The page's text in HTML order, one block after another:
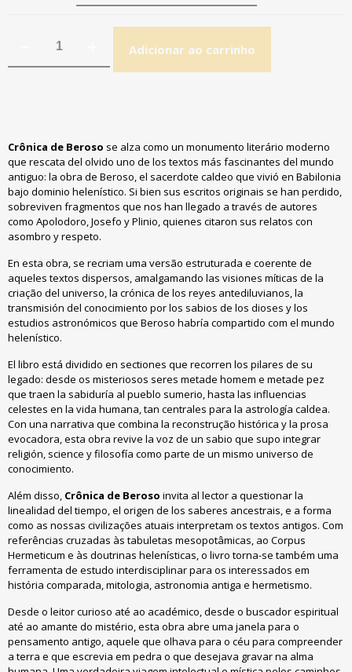
Adicionar ao carrinho
Crônica de Beroso se alza como un monumento literário moderno
que rescata del olvido uno de los textos más fascinantes del mundo
antiguo: la obra de Beroso, el sacerdote caldeo que vivió en Babilonia
bajo dominio helenístico. Si bien sus escritos originais se han perdido,
sobreviven fragmentos que nos han llegado a través de autores
como Apolodoro, Josefo y Plinio, quienes citaron sus relatos con
asombro y respeto.
En esta obra, se recriam uma versão estruturada e coerente de
aqueles textos dispersos, amalgamando las visiones míticas de la
criação del universo, la crónica de los reyes antediluvianos, la
transmisión del conocimiento por los sabios de los dioses y los
estudios astronómicos que Beroso habría compartido com el mundo
helenístico.
El libro está dividido en sectiones que recorren los pilares de su
legado: desde os misteriosos seres metade homem e metade pez
que traen la sabiduría al pueblo sumerio, hasta las influencias
celestes en la vida humana, tan centrales para la astrología caldea.
Con una narrativa que combina la reconstrução histórica y la prosa
evocadora, esta obra revive la voz de un sabio que supo integrar
religión, science y filosofía como parte de un mismo universo de
conocimiento.
Além disso, Crônica de Beroso invita al lector a questionar la
linealidad del tiempo, el origen de los saberes ancestrais, e a forma
como as nossas civilizações atuais interpretam os textos antigos. Com
referências cruzadas às tabuletas mesopotâmicas, ao Corpus
Hermeticum e às doutrinas helenísticas, o livro torna-se também uma
ferramenta de estudo interdisciplinar para os interessados em
história comparada, mitologia, astronomia antiga e hermetismo.
Desde o leitor curioso até ao académico, desde o buscador espiritual
até ao amante do mistério, esta obra abre uma janela para o
pensamento antigo, aquele que olhava para o céu para compreender
a terra e que escrevia em pedra o que desejava gravar na alma